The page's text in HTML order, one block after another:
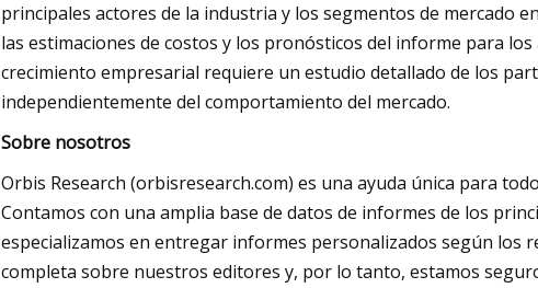
principales actores de la industria y los segmentos de mercado
las estimaciones de costos y los pronósticos del informe para
crecimiento empresarial requiere un estudio detallado de los
independientemente del comportamiento del mercado.
Sobre nosotros
Orbis Research (orbisresearch.com) es una ayuda única para
Contamos con una amplia base de datos de informes de los
especializamos en entregar informes personalizados según los
completa sobre nuestros editores y, por lo tanto, estamos